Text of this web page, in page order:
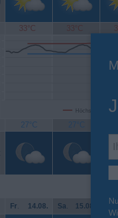
33°C 33°C
27°C 27°C
Fr. 14.08. Sa. 15.08. So.